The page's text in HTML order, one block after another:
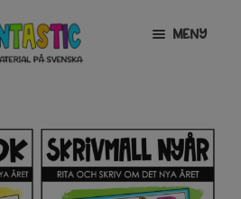
MENY
EXPANDERA